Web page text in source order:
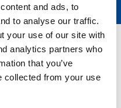
and ads, to
to analyse our traffic.
your use of our site with
analytics partners who
that you’ve
collected from your use
Medical?
médica de todos los